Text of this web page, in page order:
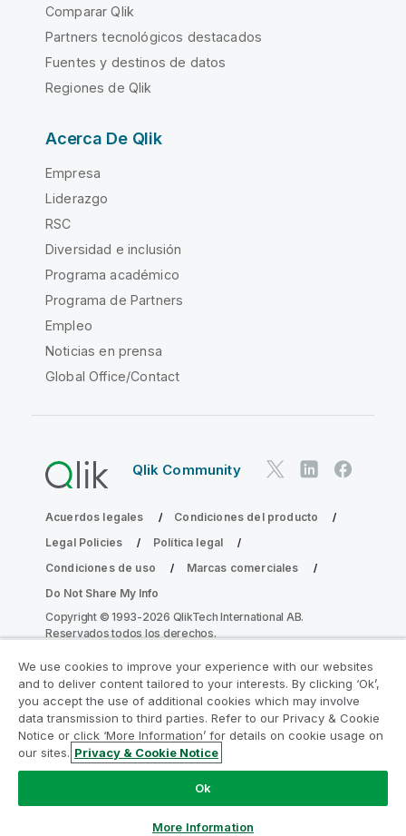
Comparar Qlik
Partners tecnológicos destacados
Fuentes y destinos de datos
Regiones de Qlik
Acerca De Qlik
Empresa
Liderazgo
RSC
Diversidad e inclusión
Programa académico
Programa de Partners
Empleo
Noticias en prensa
Global Office/Contact
Qlik Community
Acuerdos legales
Condiciones del producto
Legal Policies
Política legal
Condiciones de uso
Marcas comerciales
Do Not Share My Info
Copyright © 1993-2026 QlikTech International AB.
Reservados todos los derechos.
Únase al Programa de modernización de
la analítica
Modernícese sin comprometer sus valiosas aplicaciones
de QlikView con el Programa de modernización de la
analítica.
contactar con nosotros:
ampquestions@qlik.com
We use cookies to improve your experience with our websites
and to deliver content tailored to your interests. By clicking ‘Ok’,
you accept the use of additional cookies which may involve
data transmission to third parties. Refer to our Privacy & Cookie
Notice or click ‘More Information’ for details on cookie usage on
our sites. Privacy & Cookie Notice
Ok
More Information